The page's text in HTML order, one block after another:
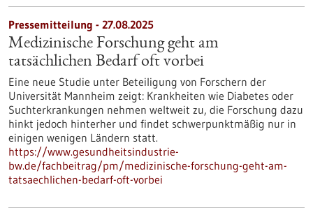
Pressemitteilung - 27.08.2025
Medizinische Forschung geht am
tatsächlichen Bedarf oft vorbei
Eine neue Studie unter Beteiligung von Forschern der
Universität Mannheim zeigt: Krankheiten wie Diabetes oder
Suchterkrankungen nehmen weltweit zu, die Forschung dazu
hinkt jedoch hinterher und findet schwerpunktmäßig nur in
einigen wenigen Ländern statt.
https://www.gesundheitsindustrie-
bw.de/fachbeitrag/pm/medizinische-forschung-geht-am-
tatsaechlichen-bedarf-oft-vorbei